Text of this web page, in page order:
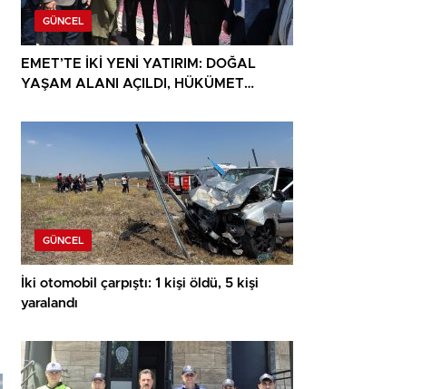
GÜNCEL
EMET’TE İKİ YENİ YATIRIM: DOĞAL
YAŞAM ALANI AÇILDI, HÜKÜMET
GÜNCEL
İki otomobil çarpıştı: 1 kişi öldü, 5 kişi
yaralandı